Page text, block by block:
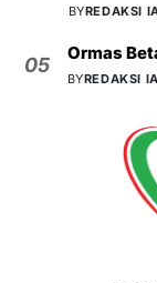
BYREDAKSI
05
Ormas
BYREDAKSI